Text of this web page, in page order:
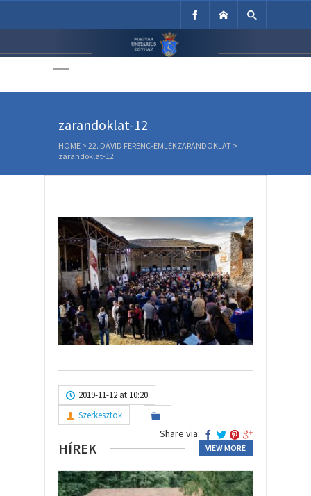
Unitárius Egyház
zarandoklat-12
HOME > 22. DÁVID FERENC-EMLÉKZARÁNDOKLAT >
zarandoklat-12
2019-11-12 at 10:20
Szerkesztok
Share via:
HÍREK VIEW MORE